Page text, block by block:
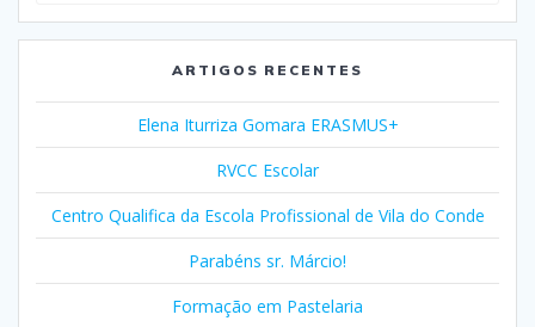
ARTIGOS RECENTES
Elena Iturriza Gomara ERASMUS+
RVCC Escolar
Centro Qualifica da Escola Profissional de Vila do Conde
Parabéns sr. Márcio!
Formação em Pastelaria